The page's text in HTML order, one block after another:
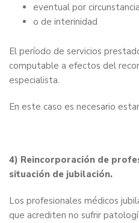
eventual por
o de interinidad
El período de servicios
computable a efectos del
especialista.
En este caso es necesario
4) Reincorporación de
situación de jubilación.
Los profesionales médicos
que acrediten no sufrir